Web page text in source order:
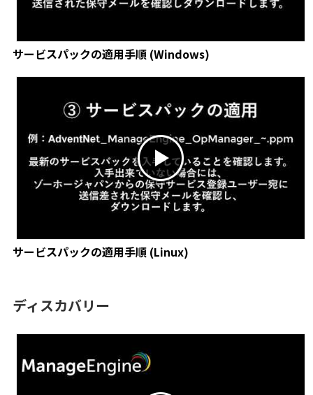
サービスパックの適用手順 (Windows)
サービスパックの適用手順 (Linux)
ディスカバリー